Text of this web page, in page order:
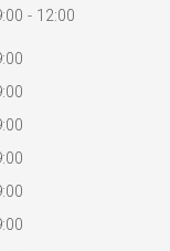
- 12:00